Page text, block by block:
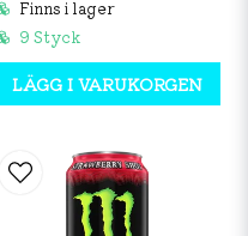
Finns i lager
9 Styck
LÄGG I VARUKORGEN